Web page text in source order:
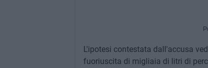
L'ipotesi contestata dall'accusa
fuoriuscita di migliaia di litri di